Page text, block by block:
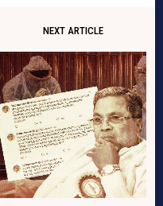
NEXT ARTICLE